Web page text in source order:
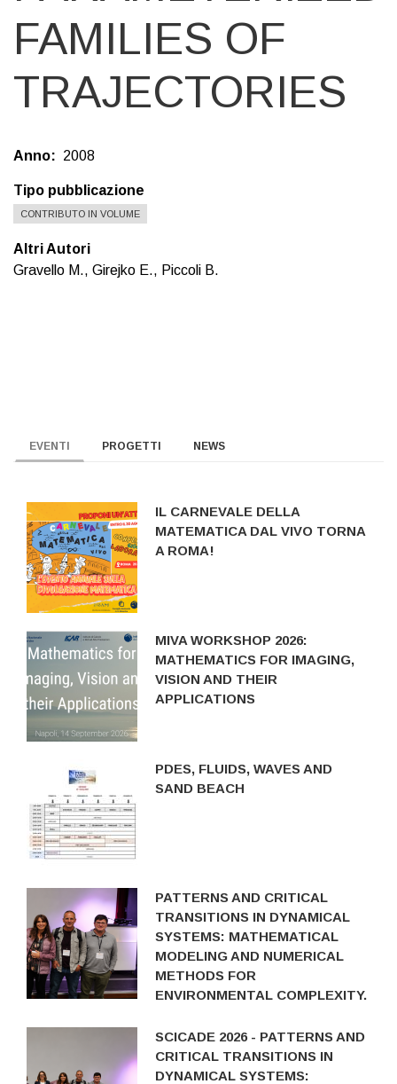
FAMILIES OF
TRAJECTORIES
Anno 2008
Tipo pubblicazione
CONTRIBUTO IN VOLUME
Altri Autori
Gravello M., Girejko E., Piccoli B.
EVENTI PROGETTI NEWS
IL CARNEVALE DELLA
MATEMATICA DAL VIVO TORNA
A ROMA!
MIVA WORKSHOP 2026:
MATHEMATICS FOR IMAGING,
VISION AND THEIR
APPLICATIONS
PDES, FLUIDS, WAVES AND
SAND BEACH
PATTERNS AND CRITICAL
TRANSITIONS IN DYNAMICAL
SYSTEMS: MATHEMATICAL
MODELING AND NUMERICAL
METHODS FOR
ENVIRONMENTAL COMPLEXITY.
SCICADE 2026 - PATTERNS AND
CRITICAL TRANSITIONS IN
DYNAMICAL SYSTEMS: